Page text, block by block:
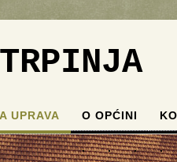
UPRAVA O OPĆINI
. . . .